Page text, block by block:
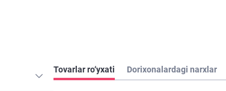
Tovarlar ro‘yxati Dorixonalardagi narxlar